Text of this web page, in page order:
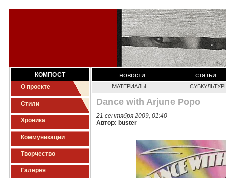
КОМПОСТ
О проекте
Стили
Хроника
Коммуникации
Творчество
Галерея
новости статьи
МАТЕРИАЛЫ
Dance with Arjune Popo
21 сентября 2009, 01:40
Автор: buster